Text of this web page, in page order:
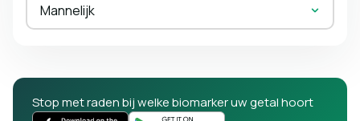
Mannelijk
Stop met raden bij welke biomarker uw getal hoort